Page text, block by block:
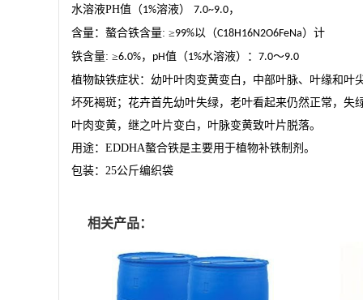
水溶液PH值（1%溶液） 7.0~9.0，
含量：螯合铁含量: ≥99%以（C18H16N2O6FeNa）计
铁含量: ≥6.0%， pH值（1%水溶液）： 7.0～9.0
植物缺铁症状：幼叶叶肉变黄变白，中部叶脉、叶缘和叶
坏死褐斑；花卉首先幼叶失绿，老叶看起来仍然正常，失
叶肉变黄，继之叶片变白，叶脉变黄致叶片脱落。
用途： EDDHA螯合铁是主要用于植物补铁制剂。
包装： 25公斤编织袋
相关产品：